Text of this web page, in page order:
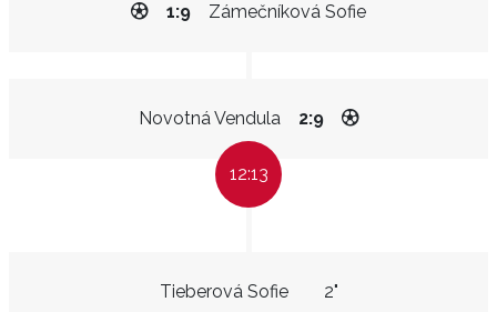
Zámečníková Sofie
1:9
Novotná Vendula 2:9
12:13
Tieberová Sofie 2"